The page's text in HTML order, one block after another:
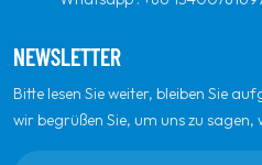
NEWSLETTER
Bitte lesen Sie weiter, bleiben Sie
wir begrüßen Sie, um uns zu sagen,